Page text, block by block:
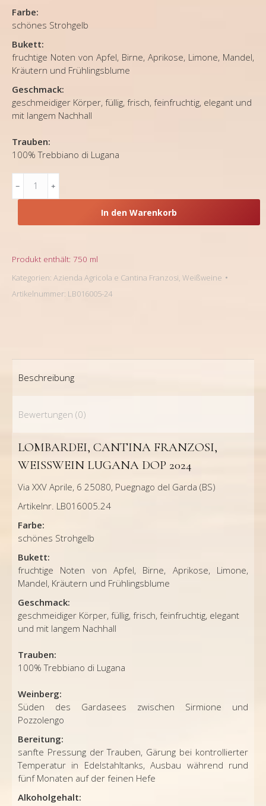
Farbe:
schönes Strohgelb
Bukett:
fruchtige Noten von Apfel, Birne, Aprikose, Limone, Mandel,
Kräutern und Frühlingsblume
Geschmack:
geschmeidiger Körper, füllig, frisch, feinfruchtig, elegant und
mit langem Nachhall
Trauben:
100% Trebbiano di Lugana
Cantina
2024
In den Warenkorb
Produkt enthält: 750 ml
Kategorien: Azienda Agricola e Cantina Franzosi, Weißweine
Artikelnummer: LB016005-24
Beschreibung
Bewertungen (0)
LOMBARDEI, CANTINA FRANZOSI,
WEISSWEIN LUGANA DOP 2024
Via XXV Aprile, 6 25080, Puegnago del Garda (BS)
Artikelnr. LB016005.24
Farbe:
schönes Strohgelb
Bukett:
fruchtige Noten von Apfel, Birne, Aprikose, Limone,
Mandel, Kräutern und Frühlingsblume
Geschmack:
geschmeidiger Körper, füllig, frisch, feinfruchtig, elegant
und mit langem Nachhall
Trauben:
100% Trebbiano di Lugana
Weinberg:
Süden des Gardasees zwischen Sirmione und
Pozzolengo
Bereitung:
sanfte Pressung der Trauben, Gärung bei kontrollierter
Temperatur in Edelstahltanks, Ausbau während rund
fünf Monaten auf der feinen Hefe
Alkoholgehalt: